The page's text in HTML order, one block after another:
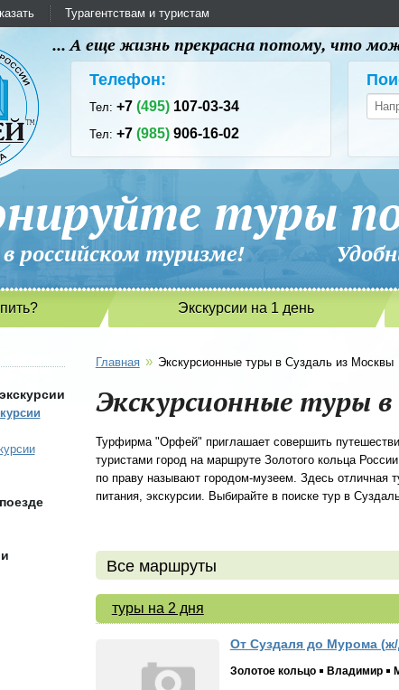
Турагентствам и туристам
... А еще жизнь прекрасна потому, что
Телефон:
Тел:+7(495) 107-03-34
Тел:+7(985) 906-16-02
туры
в российском туризме!
Экскурсии на 1 день
Главная » Экскурсионные туры в Суздаль из Москвы
Экскурсионные туры
Турфирма "Орфей" приглашает совершить
туристами город на маршруте Золотого кольца
по праву называют городом-музеем. Здесь отличная
питания, экскурсии. Выбирайте в поиске тур в
Все маршруты
туры на 2 дня
От Суздаля до Мурома (ж/
Золотое кольцо Владимир